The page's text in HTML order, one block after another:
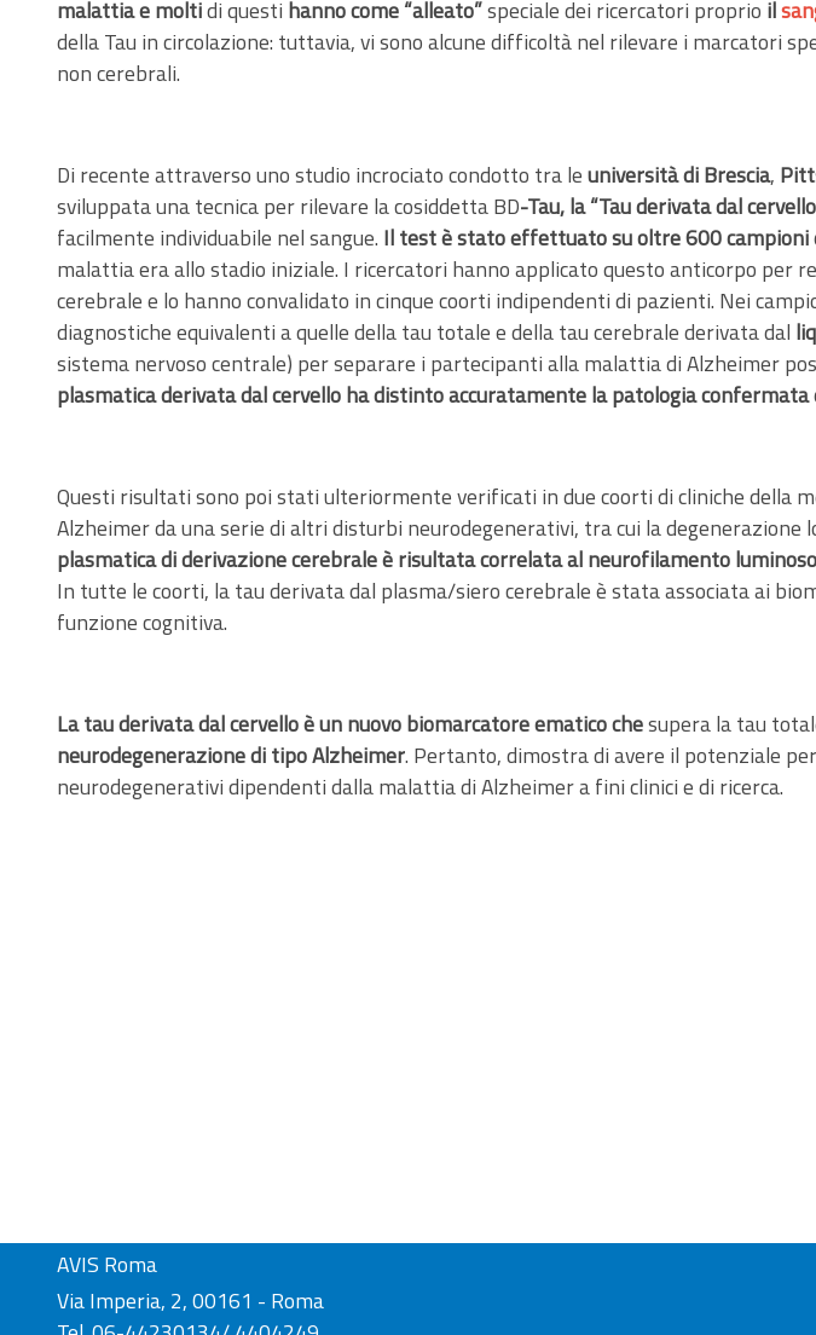
malattia e moltidi questi hanno come “alleato”speciale dei ricercatori proprio il
della Tau in circolazione: tuttavia, vi sono alcune difficoltà nel rilevare i marcatori
non cerebrali.
Di recente attraverso uno studio incrociato condotto tra leuniversità di Brescia,
sviluppata una tecnica per rilevare la cosiddetta BD-Tau, la “Tau derivata dal
facilmente individuabile nel sangue. Il test è stato effettuato su oltre 600 campioni
malattia era allo stadio iniziale. I ricercatori hanno applicato questo anticorpo per
cerebrale e lo hanno convalidato in cinque coorti indipendenti di pazienti. Nei
diagnostiche equivalenti a quelle della tau totale e della tau cerebrale derivata dal
sistema nervoso centrale) per separare i partecipanti alla malattia di Alzheimer
plasmatica derivata dal cervello ha distinto accuratamente la patologia
Questi risultati sono poi stati ulteriormente verificati in due coorti di cliniche della
Alzheimer da una serie di altri disturbi neurodegenerativi, tra cui la
plasmatica di derivazione cerebrale è risultata correlata al neurofilamento
In tutte le coorti, la tau derivata dal plasma/siero cerebrale è stata associata ai
funzione cognitiva.
La tau derivata dal cervello è un nuovo biomarcatore ematicochesupera la tau
neurodegenerazione di tipo Alzheimer. Pertanto, dimostra di avere il potenziale
neurodegenerativi dipendenti dalla malattia di Alzheimer a fini clinici e di ricerca.
AVIS Roma
Via Imperia, 2, 00161 - Roma